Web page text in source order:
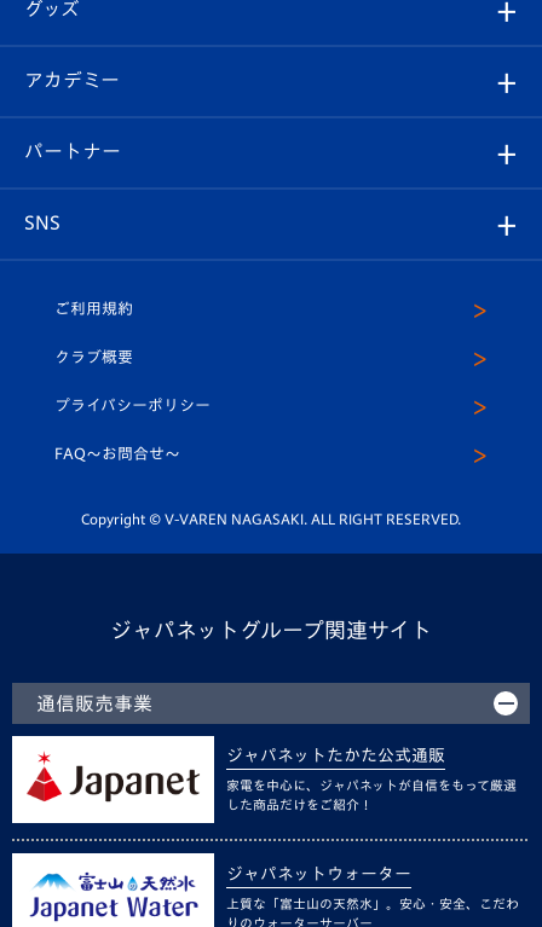
チケット
イベント
メディア
ホームタウン
スタッフプロフィール
マスコット紹介
平和祈念活動
ホームタウン活動
Revive Team
ヴィヴィくんの長崎おもてなしガイド
フォトギャラリー
スタジアムグルメ
V-LOVERS（ファンクラブ）
プレイヤーズスイート
グッズ
オンラインショップ
店舗情報
アカデミー
育成からのお知らせ
U-18
スクール
パートナー
SNS
ヴィヴィくんインスタグラム
公式LINE＠
ご利用規約
クラブ概要
プライバシーポリシー
FAQ〜お問合せ〜
Copyright © V-VAREN NAGASAKI. ALL RIGHT RESERVED.
ジャパネットグループ関連サイト
通信販売事業
ジャパネットたかた公式通販
家電を中心に、ジャパネットが自信をもって厳選
した商品だけをご紹介！
ジャパネットウォーター
上質な「富士山の天然水」。安心・安全、こだわ
りのウォーターサーバー